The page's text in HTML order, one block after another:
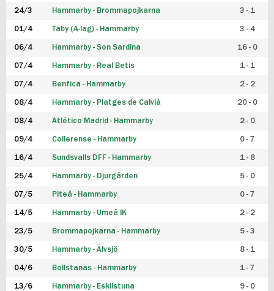
FUTSAL DAM
24/3 Hammarby - Brommapojkarna 3 - 1
01/4 Täby (A-lag) - Hammarby 3 - 4
06/4 Hammarby - Son Sardina 16 - 0
07/4 Hammarby - Real Betis 1 - 1
07/4 Benfica - Hammarby 2 - 2
08/4 Hammarby - Platges de Calvià 20 - 0
08/4 Atlético Madrid - Hammarby 2 - 0
09/4 Collerense - Hammarby 0 - 7
16/4 Sundsvalls DFF - Hammarby 1 - 8
25/4 Hammarby - Djurgården 5 - 0
07/5 Piteå - Hammarby 0 - 7
14/5 Hammarby - Umeå IK 2 - 2
23/5 Brommapojkarna - Hammarby 5 - 3
30/5 Hammarby - Älvsjö 8 - 1
04/6 Bollstanäs - Hammarby 1 - 7
13/6 Hammarby - Eskilstuna 9 - 0